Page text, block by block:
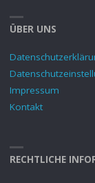
ÜBER UNS
Impressum
Kontakt
RECHTLICHE